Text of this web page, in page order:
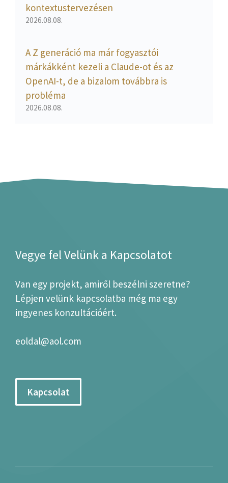
kontextustervezésen
2026.08.08.
A Z generáció ma már fogyasztói
márkákként kezeli a Claude-ot és az
OpenAI-t, de a bizalom továbbra is
probléma
2026.08.08.
Vegye fel Velünk a Kapcsolatot
Van egy projekt, amiről beszélni szeretne?
Lépjen velünk kapcsolatba még ma egy
ingyenes konzultációért.
eoldal@aol.com
Kapcsolat